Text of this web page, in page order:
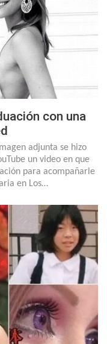
con una
adjunta se hizo
un video en que
para acompañarle
en Los…